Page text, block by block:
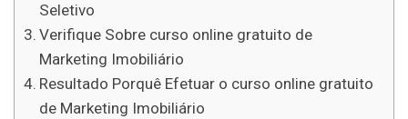
Seletivo
Verifique Sobre curso online gratuito de
Marketing Imobiliário
Resultado Porquê Efetuar o curso online gratuito
de Marketing Imobiliário